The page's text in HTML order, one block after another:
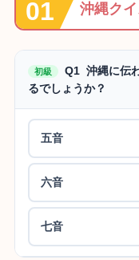
沖縄ク
初級
Q1 沖縄に伝
るでしょうか？
五音
六音
七音